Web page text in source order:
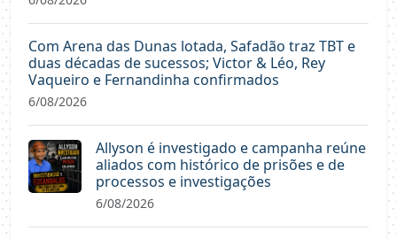
Com Arena das Dunas lotada, Safadão traz TBT e
duas décadas de sucessos; Victor & Léo, Rey
Vaqueiro e Fernandinha confirmados
6/08/2026
Allyson é investigado e campanha reúne
aliados com histórico de prisões e de
processos e investigações
6/08/2026